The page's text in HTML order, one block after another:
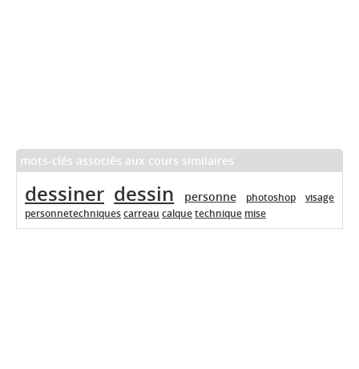
mots-clés associés aux cours similaires
dessiner dessin personne photoshop
visage
personnetechniquescarreau calquetechnique mise